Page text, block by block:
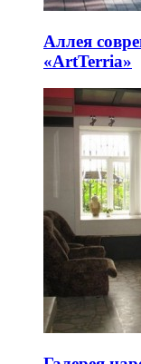
Аллея
«ArtTerria»